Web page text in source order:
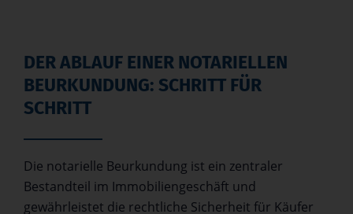
DER ABLAUF EINER NOTARIELLEN
BEURKUNDUNG: SCHRITT FÜR
SCHRITT
Die notarielle Beurkundung ist ein zentraler
Bestandteil im Immobiliengeschäft und
gewährleistet die rechtliche Sicherheit für Käufer